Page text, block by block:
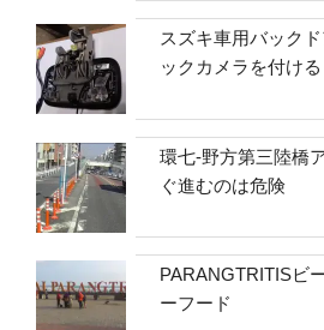
スズキ車用バック
ックカメラを付ける
環七-野方第三陸橋
ぐ進むのは危険
PARANGTRITISビ
ーフード